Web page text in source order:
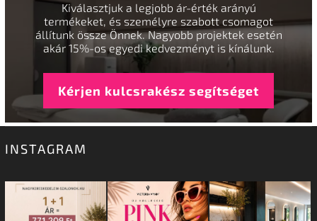
Kiválasztjuk a legjobb ár-érték arányú
termékeket, és személyre szabott csomagot
állítunk össze Önnek. Nagyobb projektek esetén
akár 15%-os egyedi kedvezményt is kínálunk.
Kérjen kulcsrakész segítséget
INSTAGRAM